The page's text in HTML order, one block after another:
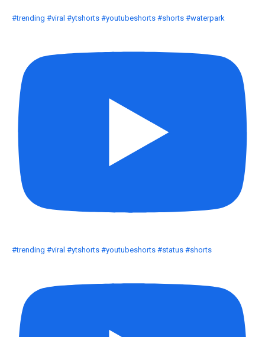
#trending #viral #ytshorts #youtubeshorts #shorts #waterpark
#trending #viral #ytshorts #youtubeshorts #status #shorts